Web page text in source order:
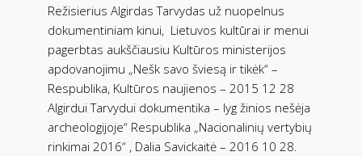
Režisierius Algirdas Tarvydas už nuopelnus
dokumentiniam kinui, Lietuvos kultūrai ir menui
pagerbtas aukščiausiu Kultūros ministerijos
apdovanojimu „Nešk savo šviesą ir tikėk“ –
Respublika, Kultūros naujienos – 2015 12 28
Algirdui Tarvydui dokumentika – lyg žinios nešėja
archeologijoje“ Respublika „Nacionalinių vertybių
rinkimai 2016“ , Dalia Savickaitė – 2016 10 28.